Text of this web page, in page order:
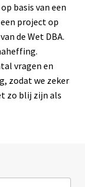
basis van een
project op
de Wet DBA.
vragen en
zodat we zeker
zo blij zijn als